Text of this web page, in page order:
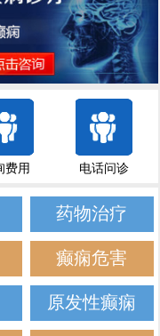
费用 电话问诊
药物治疗
癫痫危害
原发性癫痫